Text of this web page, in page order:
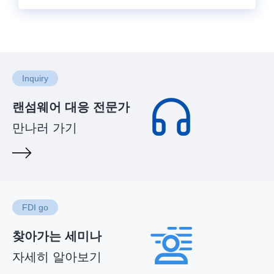
Inquiry
랜섬웨어 대응 전문가
만나러 가기
FDI go
찾아가는 세미나
자세히 알아보기